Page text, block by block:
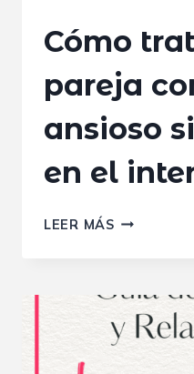
Cómo
pareja
ansioso
en el
LEER MÁSCÓMO
PAREJA
CON
APEGO